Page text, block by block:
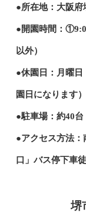
●所在地：大阪府
●開園時間：
以外）
●休園日：月曜
園日になります
●駐車場：約40台
●アクセス方法
口」バス停下車
堺